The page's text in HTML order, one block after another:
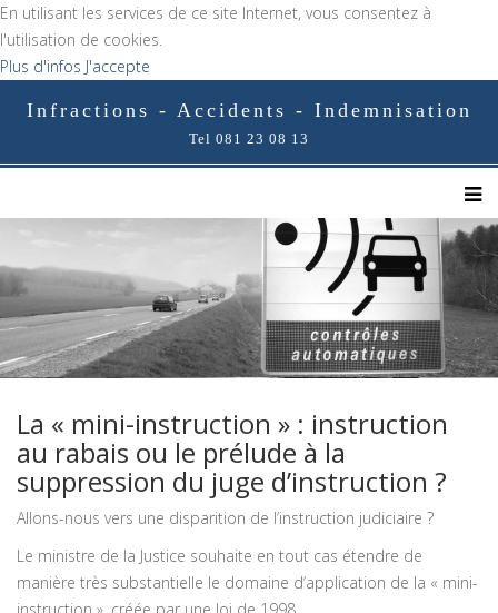
En utilisant les services de ce site Internet, vous consentez à
l'utilisation de cookies.
Plus d'infos J'accepte
Infractions - Accidents - Indemnisation
Tel 081 23 08 13
La « mini-instruction » : instruction
au rabais ou le prélude à la
suppression du juge d’instruction ?
Allons-nous vers une disparition de l’instruction judiciaire ?
Le ministre de la Justice souhaite en tout cas étendre de
manière très substantielle le domaine d’application de la « mini-
instruction », créée par une loi de 1998.